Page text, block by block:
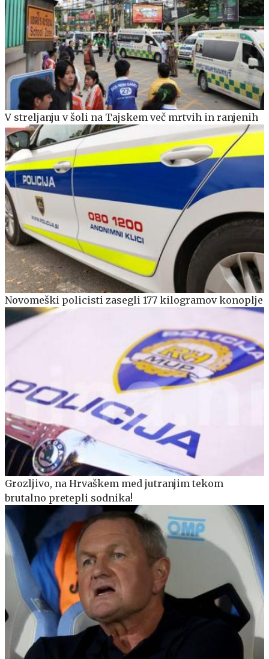
V streljanju v šoli na Tajskem več mrtvih in ranjenih
Novomeški policisti zasegli 177 kilogramov konoplje
Grozljivo, na Hrvaškem med jutranjim tekom
brutalno pretepli sodnika!